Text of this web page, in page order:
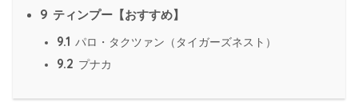
9 ティンプー【おすすめ】
9.1 パロ・タクツァン（タイガーズネスト）
9.2 プナカ